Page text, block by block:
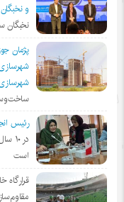
و
نخبگان
پژمان
رئیس
در
است
قرارگاه